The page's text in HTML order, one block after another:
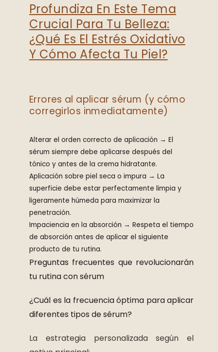
Profundiza En Este Tema
Crucial Para Tu Belleza:
¿Qué Es El Estrés Oxidativo
Y Cómo Afecta Tu Piel?
Errores al aplicar sérum (y cómo
corregirlos inmediatamente)
Alterar el orden correcto de aplicación → El
sérum siempre debe aplicarse después del
tónico y antes de la crema hidratante.
Aplicación sobre piel seca o impura → La
superficie debe estar perfectamente limpia y
ligeramente húmeda para maximizar la
penetración.
Impaciencia en la absorción → Respeta el tiempo
de absorción antes de aplicar el siguiente
producto de tu rutina.
Preguntas frecuentes que revolucionarán
tu rutina con sérum
¿Cuál es la frecuencia óptima para aplicar
diferentes tipos de sérum?
La estrategia personalizada según el